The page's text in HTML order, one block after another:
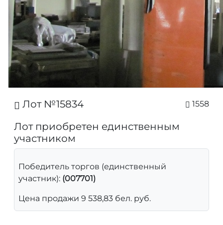
Лот №15834 1558
Лот приобретен единственным
участником
Победитель торгов (единственный
участник): (007701)
Цена продажи 9 538,83 бел. руб.